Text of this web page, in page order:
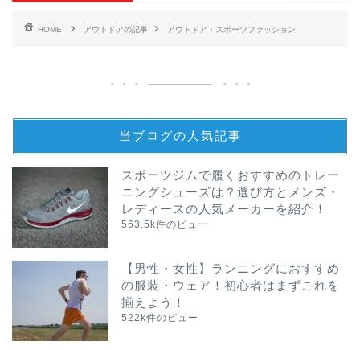
HOME アウトドアの記事 アウトドア・スポーツファッション
当ブログの人気記事
スポーツジムで履くおすすめのトレー
ニングシューズは？選び方とメンズ・
レディースの人気メーカーを紹介！
563.5k件のビュー
【男性・女性】ランニングにおすすめ
の服装・ウェア！初心者はまずこれを
揃えよう！
522k件のビュー